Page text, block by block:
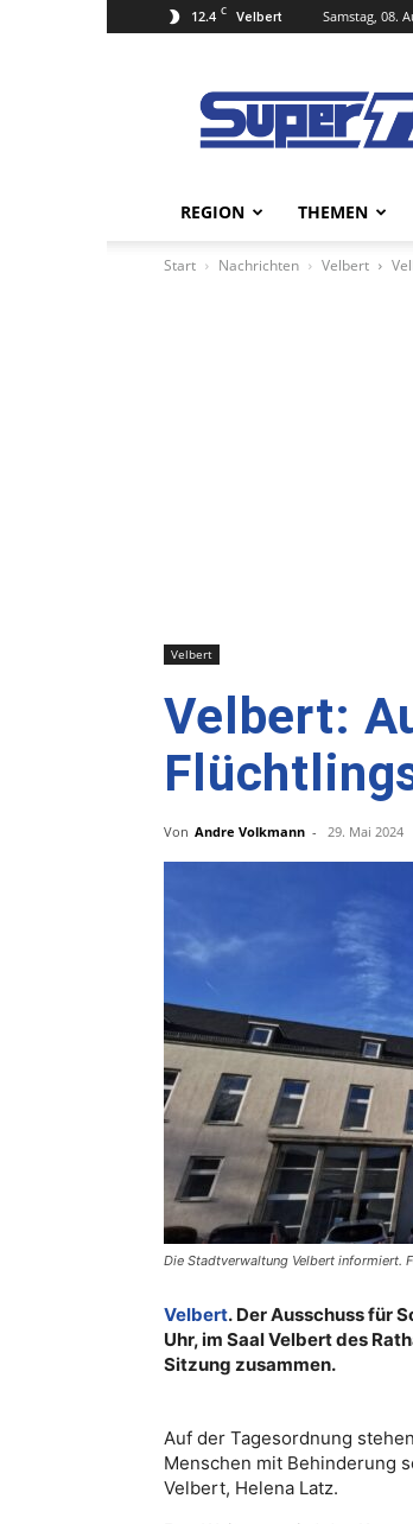
12.4 C Velbert Samstag, 08.
Tipp
REGION THEMEN
Start Nachrichten Velbert
Velbert
Velbert:
Von Andre Volkmann - 29. Mai 2024
Die Stadtverwaltung Velbert informiert.
Velbert. Der Ausschuss für
Uhr, im Saal Velbert des
Sitzung zusammen.
Auf der Tagesordnung
Menschen mit Behinderung
Velbert, Helena Latz.